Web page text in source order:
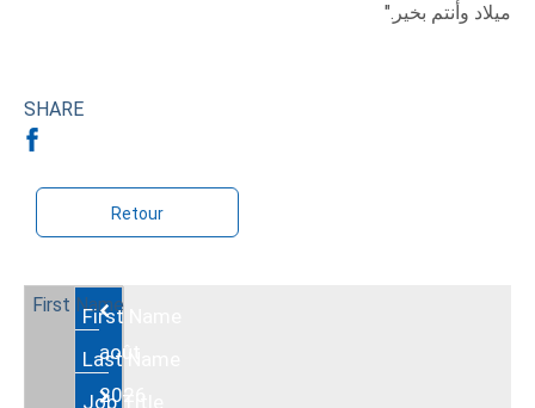
ميلاد وأنتم بخير."
SHARE
Retour
Août
2026